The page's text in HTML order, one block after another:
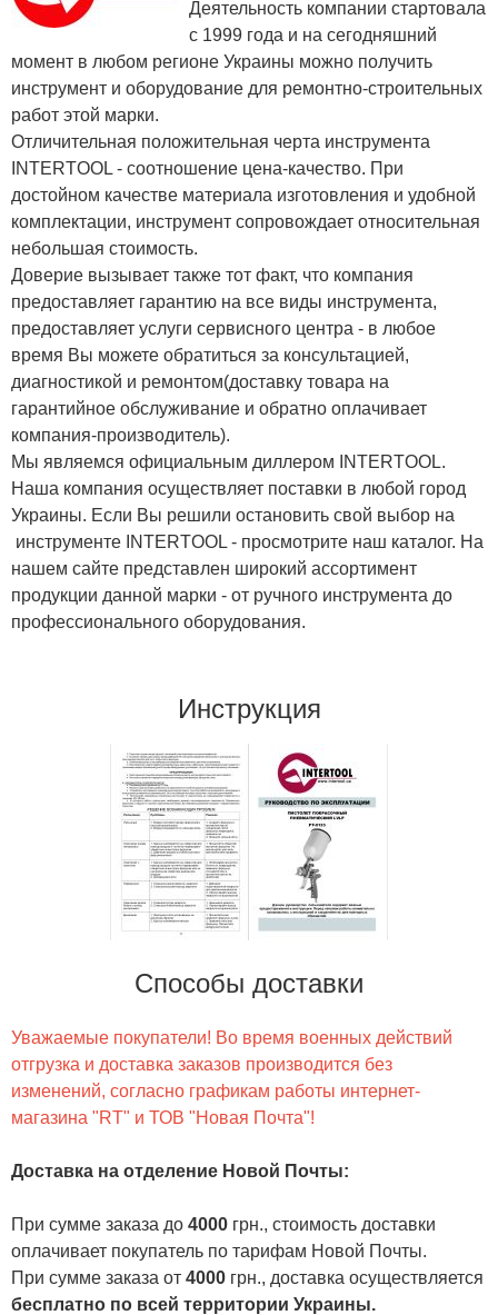
Деятельность компании стартовала
с 1999 года и на сегодняшний
момент в любом регионе Украины можно получить
инструмент и оборудование для ремонтно-строительных
работ этой марки.
Отличительная положительная черта инструмента
INTERTOOL - соотношение цена-качество. При
достойном качестве материала изготовления и удобной
комплектации, инструмент сопровождает относительная
небольшая стоимость.
Доверие вызывает также тот факт, что компания
предоставляет гарантию на все виды инструмента,
предоставляет услуги сервисного центра - в любое
время Вы можете обратиться за консультацией,
диагностикой и ремонтом(доставку товара на
гарантийное обслуживание и обратно оплачивает
компания-производитель).
Мы являемся официальным диллером INTERTOOL.
Наша компания осуществляет поставки в любой город
Украины. Если Вы решили остановить свой выбор на
инструменте INTERTOOL - просмотрите наш каталог. На
нашем сайте представлен широкий ассортимент
продукции данной марки - от ручного инструмента до
профессионального оборудования.
Инструкция
Способы доставки
Уважаемые покупатели! Во время военных действий
отгрузка и доставка заказов производится без
изменений, согласно графикам работы интернет-
магазина "RT" и ТОВ "Новая Почта"!
Доставка на отделение Новой Почты:
При сумме заказа до 4000 грн., стоимость доставки
оплачивает покупатель по тарифам Новой Почты.
При сумме заказа от 4000 грн., доставка осуществляется
бесплатно по всей территории Украины.